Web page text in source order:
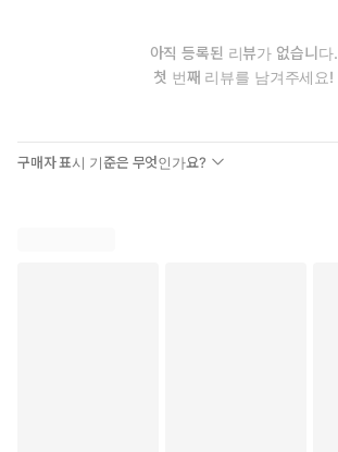
아직 등록된 리뷰가 없습니다.
첫 번째 리뷰를 남겨주세요!
구매자 표시 기준은 무엇인가요?